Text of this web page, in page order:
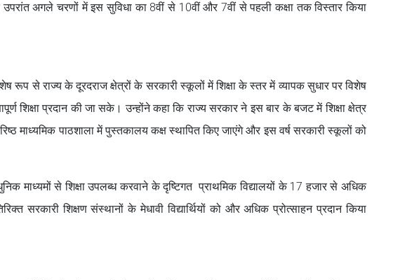
अगले चरणों में इस सुविधा का 8वीं से 10वीं और 7वीं से पहली कक्षा तक विस्तार किया
रूप से राज्य के दूरदराज क्षेत्रों के सरकारी स्कूलों में शिक्षा के स्तर में व्यापक सुधार पर विशेष
शिक्षा प्रदान की जा सके। उन्होंने कहा कि राज्य सरकार ने इस बार के बजट में शिक्षा क्षेत्र
माध्यमिक पाठशाला में पुस्तकालय कक्ष स्थापित किए जाएंगे और इस वर्ष सरकारी स्कूलों को
माध्यमों से शिक्षा उपलब्ध करवाने के दृष्टिगत प्राथमिक विद्यालयों के 17 हजार से अधिक
सरकारी शिक्षण संस्थानों के मेधावी विद्यार्थियों को और अधिक प्रोत्साहन प्रदान किया